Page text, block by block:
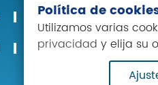
Aire
Hisense
1.224,00 €
Política de
Utilizamos varias
privacidad y elija su